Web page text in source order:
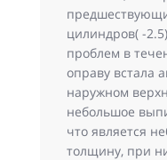
цилиндров( -
проблем в
оправу встала
наружном
небольшое
что является
толщину, при